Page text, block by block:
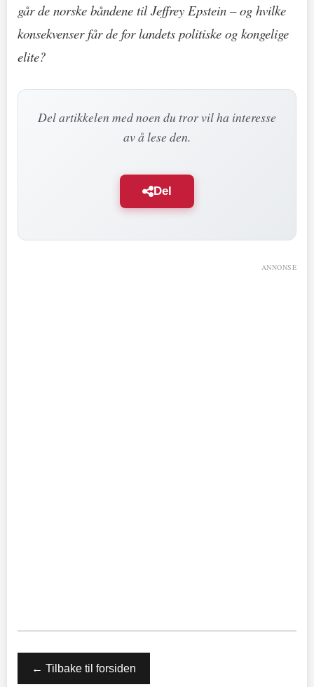
går de norske båndene til Jeffrey Epstein – og hvilke
konsekvenser får de for landets politiske og kongelige
elite?
Del artikkelen med noen du tror vil ha interesse
av å lese den.
Del
ANNONSE
← Tilbake til forsiden